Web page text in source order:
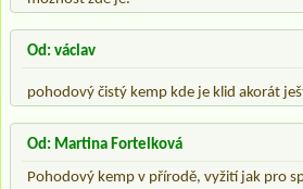
Od: václav
pohodový čistý kemp kde je klid akorát
Od: Martina Fortelková
Pohodový kemp v přírodě, vyžití jak pro